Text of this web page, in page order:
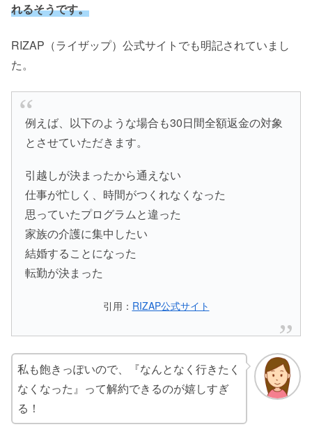
れるそうです。
RIZAP（ライザップ）公式サイトでも明記されていまし
た。
例えば、以下のような場合も30日間全額返金の対象
とさせていただきます。
引越しが決まったから通えない
仕事が忙しく、時間がつくれなくなった
思っていたプログラムと違った
家族の介護に集中したい
結婚することになった
転勤が決まった
引用： RIZAP公式サイト
私も飽きっぽいので、『なんとなく行きたく
なくなった』って解約できるのが嬉しすぎ
る！